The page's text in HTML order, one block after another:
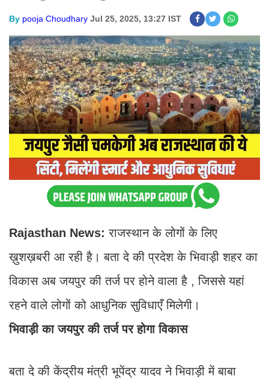
By pooja Choudhary Jul 25, 2025, 13:27 IST
Rajasthan News: राजस्थान के लोगों के लिए
ख़ुशख़बरी आ रही है। बता दे की प्रदेश के भिवाड़ी शहर का
विकास अब जयपुर की तर्ज पर होने वाला है , जिससे यहां
रहने वाले लोगों को आधुनिक सुविधाएँ मिलेगी।
भिवाड़ी का जयपुर की तर्ज पर होगा विकास
बता दे की केंद्रीय मंत्री भूपेंद्र यादव ने भिवाड़ी में बाबा